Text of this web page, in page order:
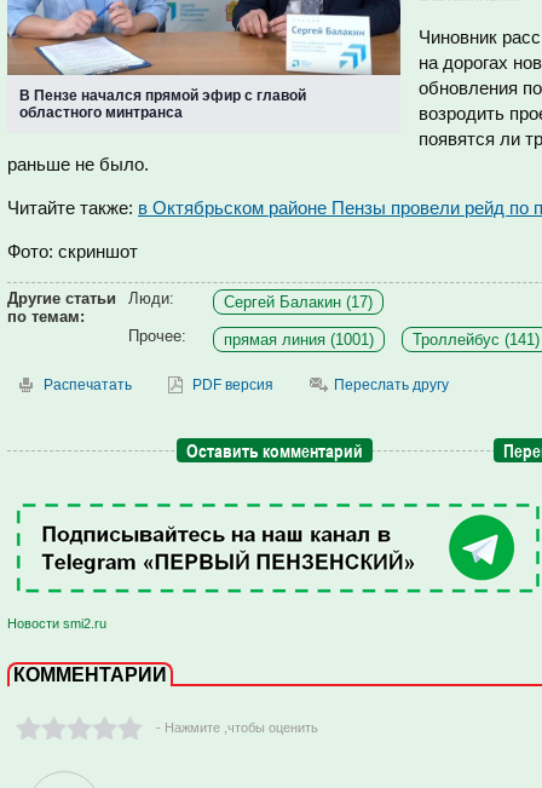
В Пензе начался прямой эфир с главой
областного минтранса
Чиновник
на дорогах
обновления
возродить
появятся ли
раньше не было.
Читайте также: в Октябрьском районе Пензы провели рейд по
Фото: скриншот
Другие статьи
по темам:
Люди:
Сергей Балакин (17)
Прочее:
прямая линия (1001) Троллейбус (141)
Распечатать PDF версия Переслать другу
Оставить комментарий
Новости smi2.ru
КОММЕНТАРИИ
- Нажмите ,чтобы оценить